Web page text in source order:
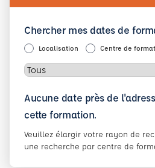
Chercher mes dates de
Localisation Centre de
Aucune date près de
cette formation.
Veuillez élargir votre rayon de
une recherche par centre de